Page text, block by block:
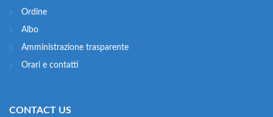
Ordine
Albo
Amministrazione trasparente
Orari e contatti
CONTACT US